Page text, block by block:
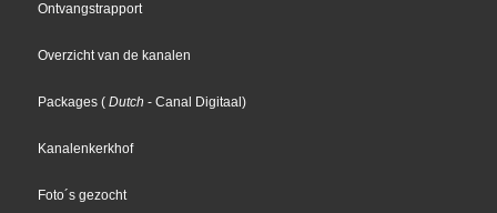
Ontvangstrapport
Overzicht van de kanalen
Packages ( Dutch - Canal Digitaal)
Kanalenkerkhof
Foto´s gezocht